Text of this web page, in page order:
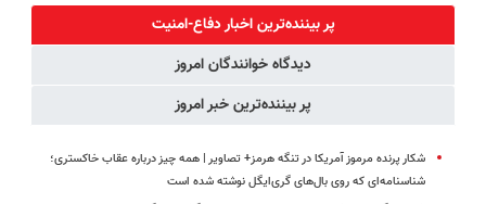
رایگان+پرداخت
اقساطی😍
(◂پرسش‌نامه)
مجانیه
پر بیننده‌ترین اخبار دفاع-امنیت
دیدگاه خوانندگان امروز
پر بیننده‌ترین خبر امروز
شکار پرنده مرموز آمریکا در تنگه هرمز+ تصاویر | همه چیز درباره عقاب خاکستری؛
شناسنامه‌ای که روی بال‌های گری‌ایگل نوشته شده است